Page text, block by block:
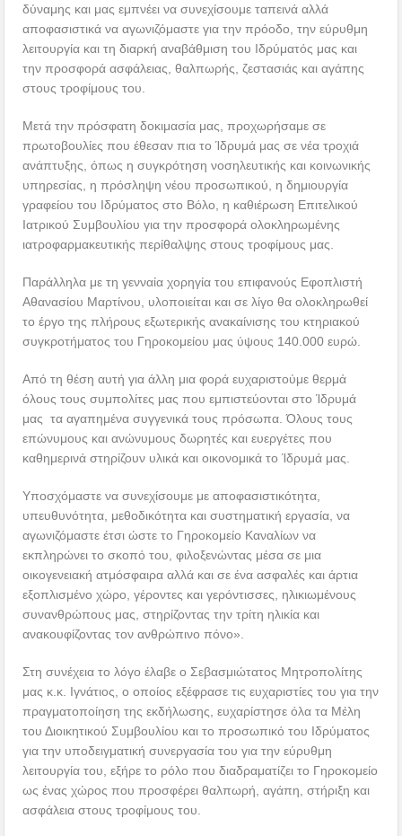
δύναμης και μας εμπνέει να συνεχίσουμε ταπεινά αλλά
αποφασιστικά να αγωνιζόμαστε για την πρόοδο, την εύρυθμη
λειτουργία και τη διαρκή αναβάθμιση του Ιδρύματός μας και
την προσφορά ασφάλειας, θαλπωρής, ζεστασιάς και αγάπης
στους τροφίμους του.
Μετά την πρόσφατη δοκιμασία μας, προχωρήσαμε σε
πρωτοβουλίες που έθεσαν πια το Ίδρυμά μας σε νέα τροχιά
ανάπτυξης, όπως η συγκρότηση νοσηλευτικής και κοινωνικής
υπηρεσίας, η πρόσληψη νέου προσωπικού, η δημιουργία
γραφείου του Ιδρύματος στο Βόλο, η καθιέρωση Επιτελικού
Ιατρικού Συμβουλίου για την προσφορά ολοκληρωμένης
ιατροφαρμακευτικής περίθαλψης στους τροφίμους μας.
Παράλληλα με τη γενναία χορηγία του επιφανούς Εφοπλιστή
Αθανασίου Μαρτίνου, υλοποιείται και σε λίγο θα ολοκληρωθεί
το έργο της πλήρους εξωτερικής ανακαίνισης του κτηριακού
συγκροτήματος του Γηροκομείου μας ύψους 140.000 ευρώ.
Από τη θέση αυτή για άλλη μια φορά ευχαριστούμε θερμά
όλους τους συμπολίτες μας που εμπιστεύονται στο Ίδρυμά
μας τα αγαπημένα συγγενικά τους πρόσωπα. Όλους τους
επώνυμους και ανώνυμους δωρητές και ευεργέτες που
καθημερινά στηρίζουν υλικά και οικονομικά το Ίδρυμά μας.
Υποσχόμαστε να συνεχίσουμε με αποφασιστικότητα,
υπευθυνότητα, μεθοδικότητα και συστηματική εργασία, να
αγωνιζόμαστε έτσι ώστε το Γηροκομείο Καναλίων να
εκπληρώνει το σκοπό του, φιλοξενώντας μέσα σε μια
οικογενειακή ατμόσφαιρα αλλά και σε ένα ασφαλές και άρτια
εξοπλισμένο χώρο, γέροντες και γερόντισσες, ηλικιωμένους
συνανθρώπους μας, στηρίζοντας την τρίτη ηλικία και
ανακουφίζοντας τον ανθρώπινο πόνο».
Στη συνέχεια το λόγο έλαβε ο Σεβασμιώτατος Μητροπολίτης
μας κ.κ. Ιγνάτιος, ο οποίος εξέφρασε τις ευχαριστίες του για την
πραγματοποίηση της εκδήλωσης, ευχαρίστησε όλα τα Μέλη
του Διοικητικού Συμβουλίου και το προσωπικό του Ιδρύματος
για την υποδειγματική συνεργασία του για την εύρυθμη
λειτουργία του, εξήρε το ρόλο που διαδραματίζει το Γηροκομείο
ως ένας χώρος που προσφέρει θαλπωρή, αγάπη, στήριξη και
ασφάλεια στους τροφίμους του.